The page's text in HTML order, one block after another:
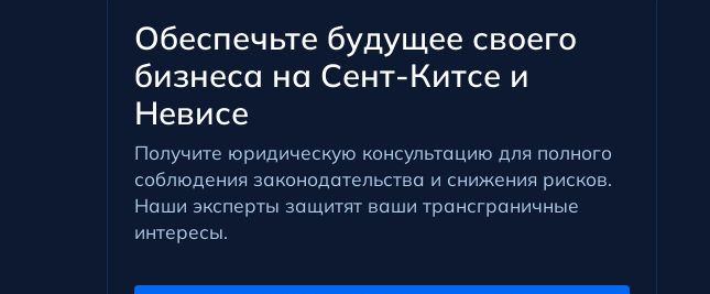
Обеспечьте будущее своего
бизнеса на Сент-Китсе и
Невисе
Получите юридическую консультацию для полного
соблюдения законодательства и снижения рисков.
Наши эксперты защитят ваши трансграничные
интересы.